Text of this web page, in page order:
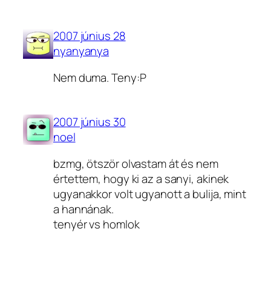
2007 június 28
nyanyanya
Nem duma. Teny:P
2007 június 30
noel
bzmg, ötször olvastam át és nem
értettem, hogy ki az a sanyi, akinek
ugyanakkor volt ugyanott a bulija, mint
a hannának.
tenyér vs homlok